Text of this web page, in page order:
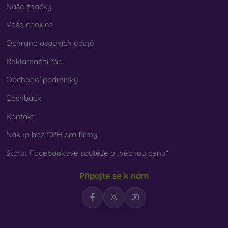
Naše značky
Vaše cookies
Ochrana osobních údajů
Reklamační řád
Obchodní podmínky
Cashback
Kontakt
Nákup bez DPH pro firmy
Statut Facebookové soutěže o „věcnou cenu“
Připojte se k nám